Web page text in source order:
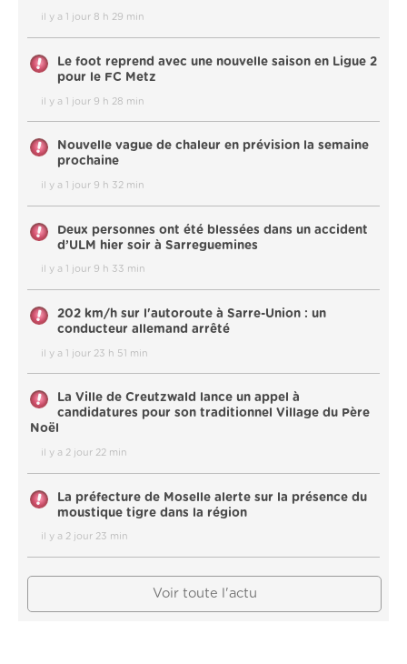
il y a 1 jour 8 h 29 min
Le foot reprend avec une nouvelle saison en Ligue 2
pour le FC Metz
il y a 1 jour 9 h 28 min
Nouvelle vague de chaleur en prévision la semaine
prochaine
il y a 1 jour 9 h 32 min
Deux personnes ont été blessées dans un accident
d’ULM hier soir à Sarreguemines
il y a 1 jour 9 h 33 min
202 km/h sur l'autoroute à Sarre-Union : un
conducteur allemand arrêté
il y a 1 jour 23 h 51 min
La Ville de Creutzwald lance un appel à
candidatures pour son traditionnel Village du Père
Noël
il y a 2 jour 22 min
La préfecture de Moselle alerte sur la présence du
moustique tigre dans la région
il y a 2 jour 23 min
Voir toute l'actu